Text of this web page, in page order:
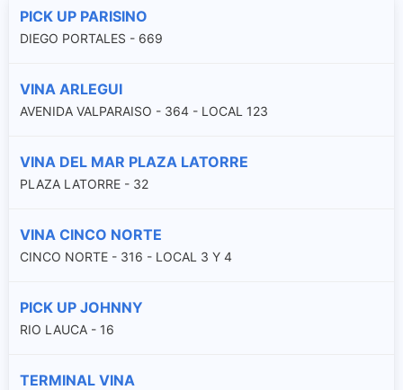
PICK UP PARISINO
DIEGO PORTALES - 669
VINA ARLEGUI
AVENIDA VALPARAISO - 364 - LOCAL 123
VINA DEL MAR PLAZA LATORRE
PLAZA LATORRE - 32
VINA CINCO NORTE
CINCO NORTE - 316 - LOCAL 3 Y 4
PICK UP JOHNNY
RIO LAUCA - 16
TERMINAL VINA